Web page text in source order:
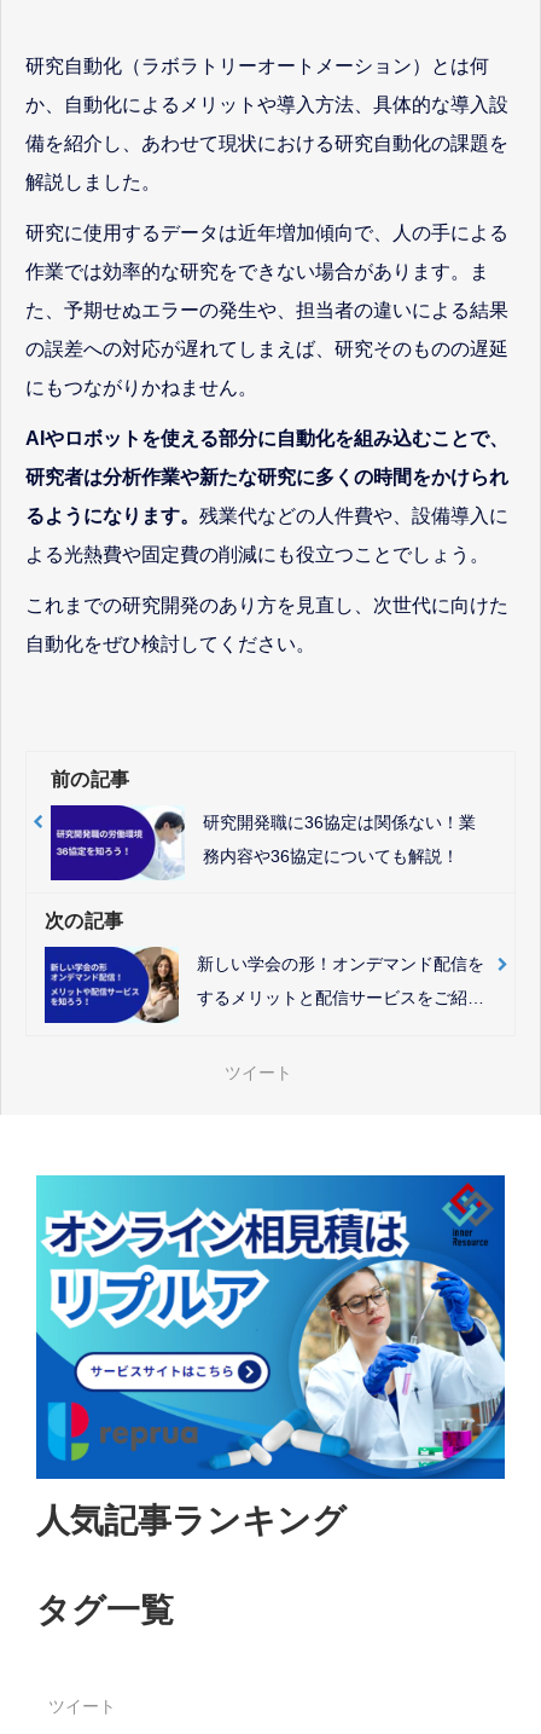
研究自動化（ラボラトリーオートメーション）とは何
か、自動化によるメリットや導入方法、具体的な導入設
備を紹介し、あわせて現状における研究自動化の課題を
解説しました。
研究に使用するデータは近年増加傾向で、人の手による
作業では効率的な研究をできない場合があります。ま
た、予期せぬエラーの発生や、担当者の違いによる結果
の誤差への対応が遅れてしまえば、研究そのものの遅延
にもつながりかねません。
AIやロボットを使える部分に自動化を組み込むことで、
研究者は分析作業や新たな研究に多くの時間をかけられ
るようになります。 残業代などの人件費や、設備導入に
よる光熱費や固定費の削減にも役立つことでしょう。
これまでの研究開発のあり方を見直し、次世代に向けた
自動化をぜひ検討してください。
前の記事
研究開発職に36協定は関係ない！業
務内容や36協定についても解説！
次の記事
新しい学会の形！オンデマンド配信を
するメリットと配信サービスをご紹
ツイート
人気記事ランキング
タグ一覧
ツイート